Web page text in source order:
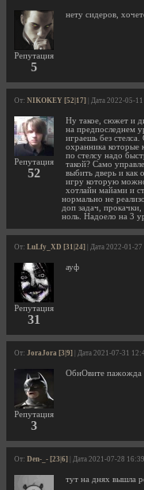
Репутация
5
нету сидеров,
От: NIKOKEY [52|17] | Дата 2022-05-
Репутация
52
Ну такое, сюжет и
на предпоследнем
играешь без
охранника которые
по стелсу надо
такой? Само
выбить дверь и как
игру которую
хотлайн майами и
нормально не
доп задач,
ноль. Надоело на 3
От: LuLfy_XD [31|24] | Дата 2022-01-
Репутация
31
ауф
От: JoraJora [3|9] | Дата 2021-07-31
Репутация
3
ОбнОвите пажожда
От: Den-_- [23|6] | Дата 2021-07-28
тут на днях вышла